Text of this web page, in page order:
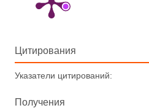
Цитирования
Указатели цитирований:
Получения